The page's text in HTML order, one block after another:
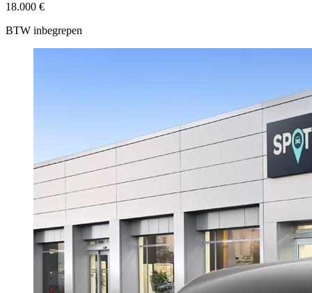
18.000 €
BTW inbegrepen